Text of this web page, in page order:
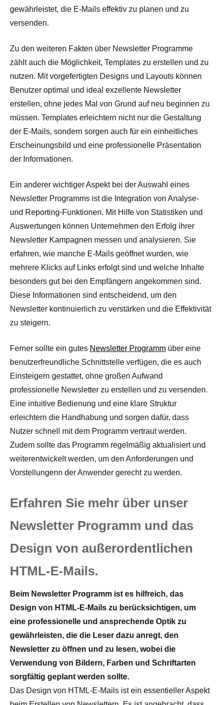
gewährleistet, die E-Mails effektiv zu planen und zu
versenden.
Zu den weiteren Fakten über Newsletter Programme
zählt auch die Möglichkeit, Templates zu erstellen und zu
nutzen. Mit vorgefertigten Designs und Layouts können
Benutzer optimal und ideal exzellente Newsletter
erstellen, ohne jedes Mal von Grund auf neu beginnen zu
müssen. Templates erleichtern nicht nur die Gestaltung
der E-Mails, sondern sorgen auch für ein einheitliches
Erscheinungsbild und eine professionelle Präsentation
der Informationen.
Ein anderer wichtiger Aspekt bei der Auswahl eines
Newsletter Programms ist die Integration von Analyse-
und Reporting-Funktionen. Mit Hilfe von Statistiken und
Auswertungen können Unternehmen den Erfolg ihrer
Newsletter Kampagnen messen und analysieren. Sie
erfahren, wie manche E-Mails geöffnet wurden, wie
mehrere Klicks auf Links erfolgt sind und welche Inhalte
besonders gut bei den Empfängern angekommen sind.
Diese Informationen sind entscheidend, um den
Newsletter kontinuierlich zu verstärken und die Effektivität
zu steigern.
Ferner sollte ein gutes Newsletter Programm über eine
benutzerfreundliche Schnittstelle verfügen, die es auch
Einsteigern gestattet, ohne großen Aufwand
professionelle Newsletter zu erstellen und zu versenden.
Eine intuitive Bedienung und eine klare Struktur
erleichtern die Handhabung und sorgen dafür, dass
Nutzer schnell mit dem Programm vertraut werden.
Zudem sollte das Programm regelmäßig aktualisiert und
weiterentwickelt werden, um den Anforderungen und
Vorstellungenn der Anwender gerecht zu werden.
Erfahren Sie mehr über unser
Newsletter Programm und das
Design von außerordentlichen
HTML-E-Mails.
Beim Newsletter Programm ist es hilfreich, das
Design von HTML-E-Mails zu berücksichtigen, um
eine professionelle und ansprechende Optik zu
gewährleisten, die die Leser dazu anregt, den
Newsletter zu öffnen und zu lesen, wobei die
Verwendung von Bildern, Farben und Schriftarten
sorgfältig geplant werden sollte.
Das Design von HTML-E-Mails ist ein essentieller Aspekt